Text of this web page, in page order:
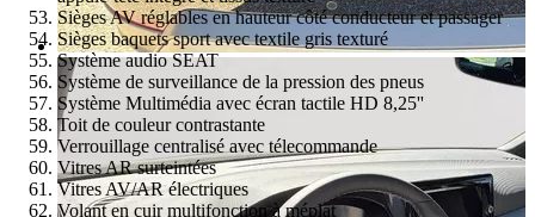
Sièges AV réglables en hauteur côté conducteur et passager
Sièges baquets sport avec textile gris texturé
Système audio SEAT
Système de surveillance de la pression des pneus
Système Multimédia avec écran tactile HD 8,25''
Toit de couleur contrastante
Verrouillage centralisé avec télecommande
Vitres AR surteintées
Vitres AV/AR électriques
Volant en cuir multifonction à méplat